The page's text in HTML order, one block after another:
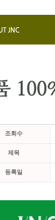
조회수
제목
등록일